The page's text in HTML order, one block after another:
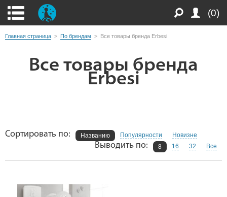
(0)
Главная страница > По брендам > Все товары бренда Erbesi
Все товары бренда
Erbesi
Сортировать по: Названию Популярности Новизне
Выводить по: 8 16 32 Все